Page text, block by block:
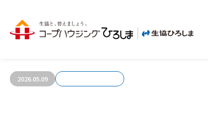
お客さまの声808
2026.05.09